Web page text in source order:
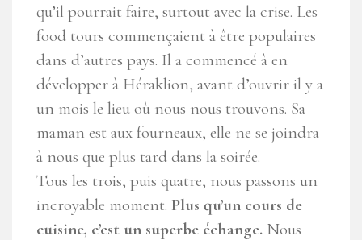
qu’il pourrait faire, surtout avec la crise. Les
food tours commençaient à être populaires
dans d’autres pays. Il a commencé à en
développer à Héraklion, avant d’ouvrir il y a
un mois le lieu où nous nous trouvons. Sa
maman est aux fourneaux, elle ne se joindra
à nous que plus tard dans la soirée.
Tous les trois, puis quatre, nous passons un
incroyable moment. Plus qu’un cours de
cuisine, c’est un superbe échange. Nous